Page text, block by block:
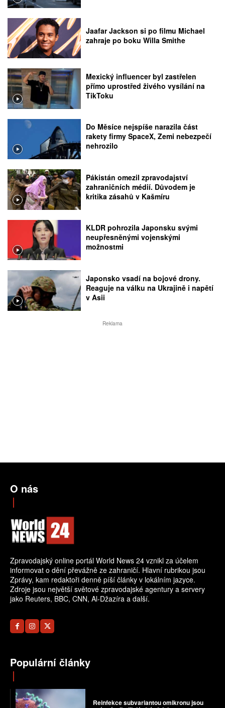
Jaafar Jackson si po filmu Michael
zahraje po boku Willa Smithe
Mexický influencer byl zastřelen
přímo uprostřed živého vysílání na
TikToku
Do Měsíce nejspíše narazila část
rakety firmy SpaceX, Zemi nebezpečí
nehrozilo
Pákistán omezil zpravodajství
zahraničních médií. Důvodem je
kritika zásahů v Kašmíru
KLDR pohrozila Japonsku svými
neupřesněnými vojenskými
možnostmi
Japonsko vsadí na bojové drony.
Reaguje na válku na Ukrajině i napětí
v Asii
Reklama
O nás
Zpravodajský online portál World News 24 vznikl za účelem
informovat o dění převážně ze zahraničí. Hlavní rubrikou jsou
Zprávy, kam redaktoři denně píší články v lokálním jazyce.
Zdroje jsou největší světové zpravodajské agentury a servery
jako Reuters, BBC, CNN, Al-Džazíra a další.
Populární články
Reinfekce subvariantou omikronu jsou